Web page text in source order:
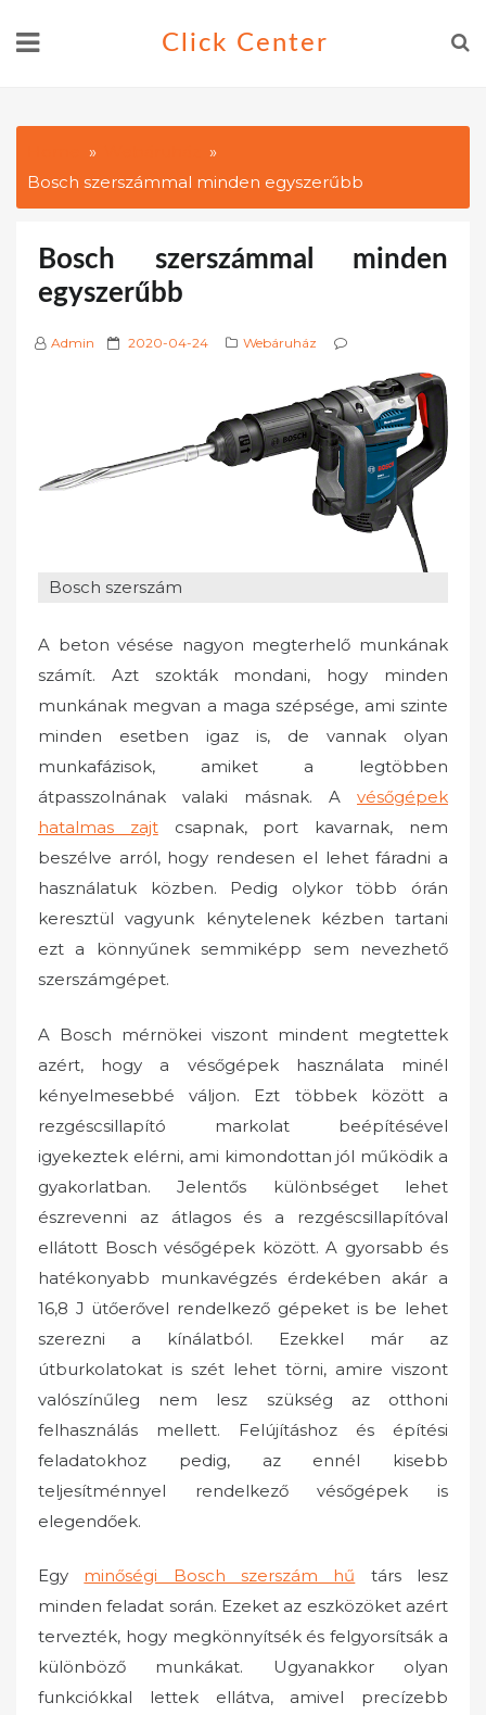
Click Center
Bosch szerszámmal minden egyszerűbb
Bosch szerszámmal minden
egyszerűbb
Admin
P
d
2020-04-24 Webáruház
Bosch szerszám
A beton vésése nagyon megterhelő munkának
számít. Azt szokták mondani, hogy minden
munkának megvan a maga szépsége, ami szinte
minden esetben igaz is, de vannak olyan
munkafázisok, amiket a legtöbben
átpasszolnának valaki másnak. A vésőgépek
hatalmas zajtcsapnak, port kavarnak, nem
beszélve arról, hogy rendesen el lehet fáradni a
használatuk közben. Pedig olykor több órán
keresztül vagyunk kénytelenek kézben tartani
ezt a könnyűnek semmiképp sem nevezhető
szerszámgépet.
A Bosch mérnökei viszont mindent megtettek
azért, hogy a vésőgépek használata minél
kényelmesebbé váljon. Ezt többek között a
rezgéscsillapító markolat beépítésével
igyekeztek elérni, ami kimondottan jól működik a
gyakorlatban. Jelentős különbséget lehet
észrevenni az átlagos és a rezgéscsillapítóval
ellátott Bosch vésőgépek között. A gyorsabb és
hatékonyabb munkavégzés érdekében akár a
16,8 J ütőerővel rendelkező gépeket is be lehet
szerezni a kínálatból. Ezekkel már az
útburkolatokat is szét lehet törni, amire viszont
valószínűleg nem lesz szükség az otthoni
felhasználás mellett. Felújításhoz és építési
feladatokhoz pedig, az ennél kisebb
teljesítménnyel rendelkező vésőgépek is
elegendőek.
Egy minőségi Bosch szerszám hű társ lesz
minden feladat során. Ezeket az eszközöket azért
tervezték, hogy megkönnyítsék és felgyorsítsák a
különböző munkákat. Ugyanakkor olyan
funkciókkal lettek ellátva, amivel precízebb